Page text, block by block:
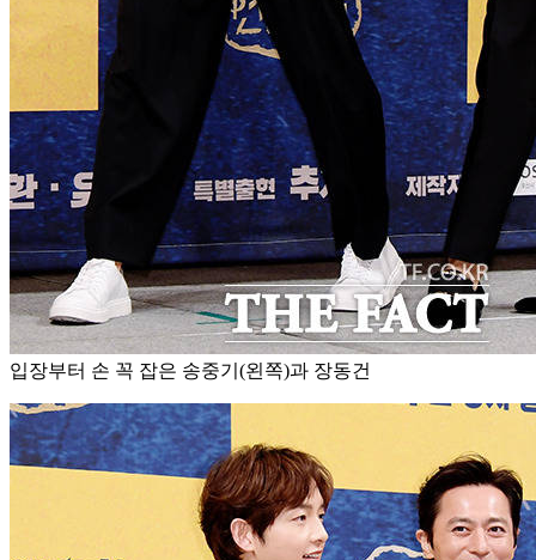
입장부터 손 꼭 잡은 송중기(왼쪽)과 장동건